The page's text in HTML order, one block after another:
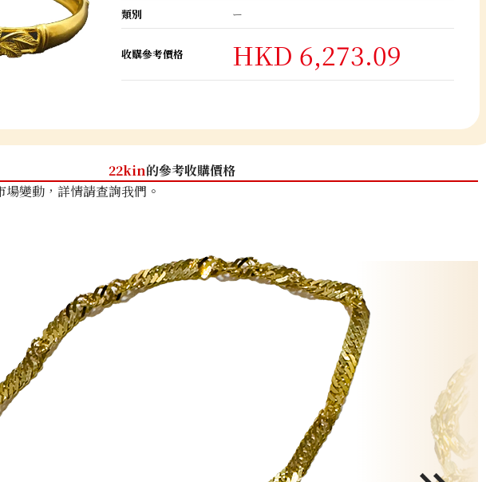
類別
ー
收購參考價格 HKD 6,273.09
22kin的參考收購價格
變動，詳情請查詢我們。